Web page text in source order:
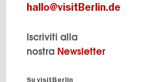
hallo@visitBerlin.de
Iscriviti alla
nostra Newsletter
Navigation:
Su visitBerlin